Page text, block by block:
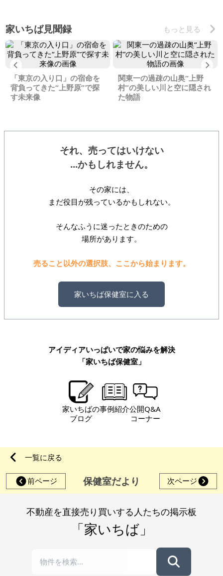
家いちば見聞録 もっと見る
Previous
「東京の入り口」の宿命を
背負ってきた“上野原”で探
す未来像
関東一の過疎の山奥“上野
村”の美しい川と空に隠され
た物語
それ、売ってはいけない
...かもしれません。
その家には、
まだ役目が残っているかもしれない。
そんなふうに迷ったときのための
場所があります。
売ること以外の選択肢、ここから始まります。
家いちば保健室に入る
アイディアいっぱいで家の悩みを解決
「家いちば保健室」
家いちばの
ブログ
事例紹介公開Q&A
コーナー
一覧に戻る
前ページ 保健室だより 次ページ
不動産を直接売り買いする人たちの掲示板
「家いちば」